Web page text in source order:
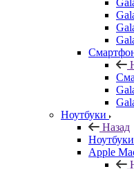
Ноутбуки
Назад
Ноутбуки
Apple